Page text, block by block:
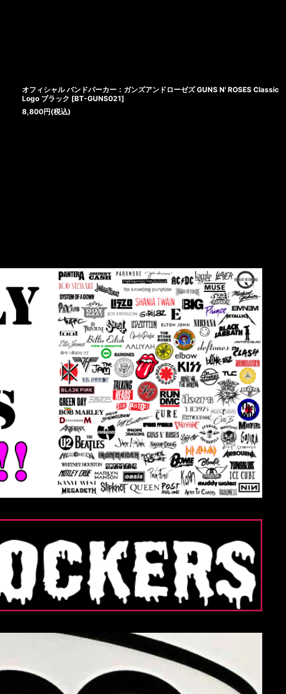
オフィシャル バンドパーカー：ガンズアンドローゼズ GUNS N' ROSES Classic
Logo ブラック [BT-GUNS021]
8,800円(税込)